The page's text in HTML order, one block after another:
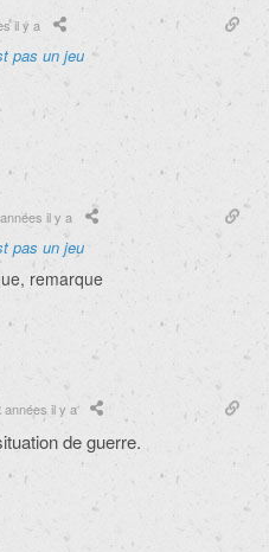
il y a
pas un jeu
il y a
pas un jeu
remarque
années il y a
de guerre.